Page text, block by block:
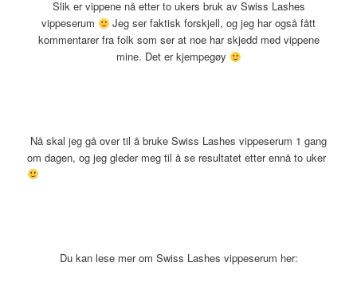
Slik er vippene nå etter to ukers bruk av Swiss Lashes
vippeserum
Jeg ser faktisk forskjell, og jeg har også fått
kommentarer fra folk som ser at noe har skjedd med vippene
mine. Det er kjempegøy
Nå skal jeg gå over til å bruke Swiss Lashes vippeserum 1 gang
om dagen, og jeg gleder meg til å se resultatet etter ennå to uker
Du kan lese mer om Swiss Lashes vippeserum her: